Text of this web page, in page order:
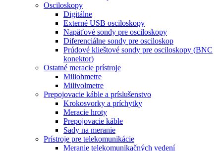
Osciloskopy
Digitálne
Externé USB osciloskopy
Napäťové sondy pre osciloskopy
Diferenciálne sondy pre osciloskop
Prúdové klieštové sondy pre osciloskopy (BNC
konektor)
Ostatné meracie prístroje
Miliohmetre
Milivolmetre
Prepojovacie káble a príslušenstvo
Krokosvorky a príchytky
Meracie hroty
Prepojovacie káble
Sady na meranie
Prístroje pre telekomunikácie
Meranie telekomunikačných vedení